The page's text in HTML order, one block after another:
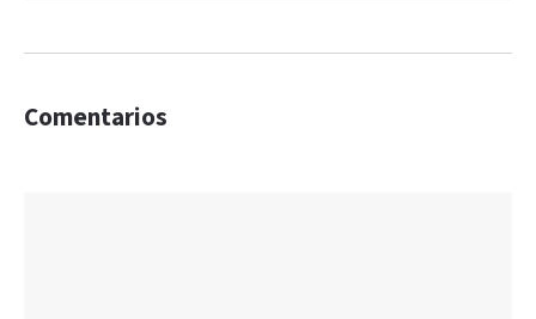
Comentarios